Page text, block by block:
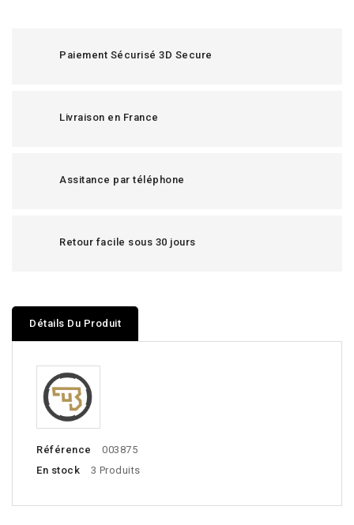
Paiement Sécurisé 3D Secure
Livraison en France
Assitance par téléphone
Retour facile sous 30 jours
Détails Du Produit
Référence
003875
En stock
3 Produits